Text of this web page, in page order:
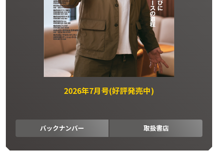
2026年7月号(好評発売中)
バックナンバー 取扱書店